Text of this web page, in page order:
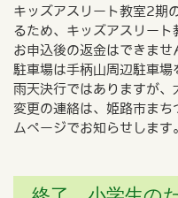
キッズアスリート教室2期
るため、キッズアスリート
お申込後の返金はできませ
駐車場は手柄山周辺駐車場
雨天決行ではありますが
変更の連絡は、姫路市ま
ムページでお知らせします